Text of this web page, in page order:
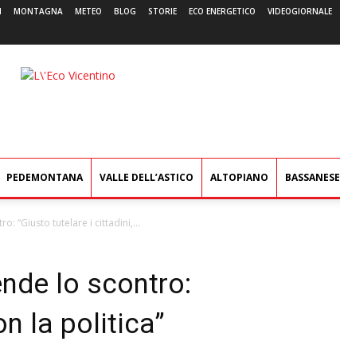
MONTAGNA METEO BLOG STORIE ECO ENERGETICO VIDEOGIORNALE
L'Eco
PEDEMONTANA VALLE DELL’ASTICO ALTOPIANO BASSANESE
“Giusto tutelare i cittadini,...
lo scontro:
la politica”